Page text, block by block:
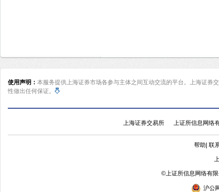
使用声明： 本服务提供上海证券市场各参与主体之间互动交流的平台。上海证券
性做出任何保证。
上海证券交易所 上证所信息网络
帮助 联
©上证所信息网络有
沪公